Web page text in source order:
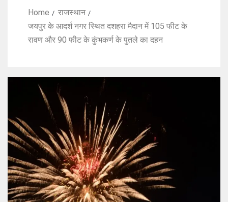
Home
राजस्थान
जयपुर के आदर्श नगर स्थित दशहरा मैदान में 105 फीट के
रावण और 90 फीट के कुंभकर्ण के पुतले का दहन